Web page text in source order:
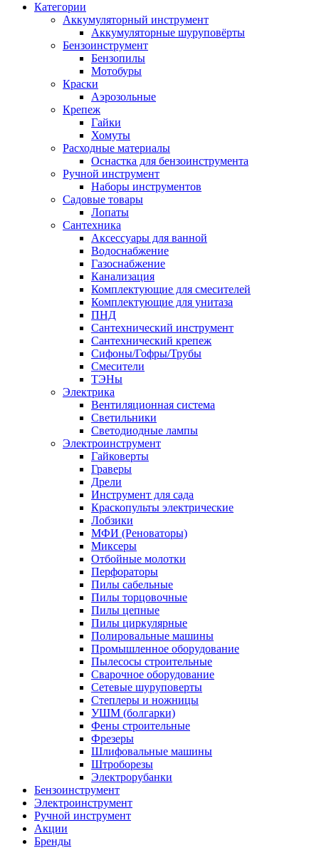
Категории
Аккумуляторный инструмент
Аккумуляторные шуруповёрты
Бензоинструмент
Бензопилы
Мотобуры
Краски
Аэрозольные
Крепеж
Гайки
Хомуты
Расходные материалы
Оснастка для бензоинструмента
Ручной инструмент
Наборы инструментов
Садовые товары
Лопаты
Сантехника
Аксессуары для ванной
Водоснабжение
Газоснабжение
Канализация
Комплектующие для смесителей
Комплектующие для унитаза
ПНД
Сантехнический инструмент
Сантехнический крепеж
Сифоны/Гофры/Трубы
Смесители
ТЭНы
Электрика
Вентиляционная система
Светильники
Светодиодные лампы
Электроинструмент
Гайковерты
Граверы
Дрели
Инструмент для сада
Краскопульты электрические
Лобзики
МФИ (Реноваторы)
Миксеры
Отбойные молотки
Перфораторы
Пилы сабельные
Пилы торцовочные
Пилы цепные
Пилы циркулярные
Полировальные машины
Промышленное оборудование
Пылесосы строительные
Сварочное оборудование
Сетевые шуруповерты
Степлеры и ножницы
УШМ (болгарки)
Фены строительные
Фрезеры
Шлифовальные машины
Штроборезы
Электрорубанки
Бензоинструмент
Электроинструмент
Ручной инструмент
Акции
Бренды